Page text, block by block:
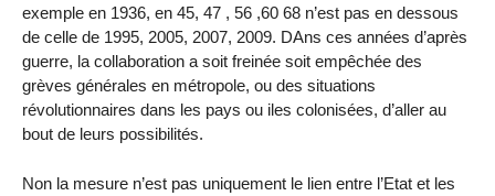
exemple en 1936, en 45, 47 , 56 ,60 68 n’est pas en dessous
de celle de 1995, 2005, 2007, 2009. DAns ces années d’après
guerre, la collaboration a soit freinée soit empêchée des
grèves générales en métropole, ou des situations
révolutionnaires dans les pays ou iles colonisées, d’aller au
bout de leurs possibilités.
Non la mesure n’est pas uniquement le lien entre l’Etat et les